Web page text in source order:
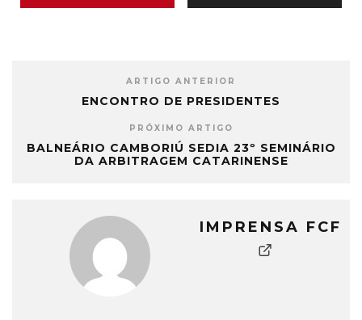
ARTIGO ANTERIOR
ENCONTRO DE PRESIDENTES
PRÓXIMO ARTIGO
BALNEÁRIO CAMBORIÚ SEDIA 23º SEMINÁRIO
DA ARBITRAGEM CATARINENSE
IMPRENSA FCF